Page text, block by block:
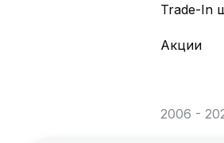
Trade-In
Акции
2006 -